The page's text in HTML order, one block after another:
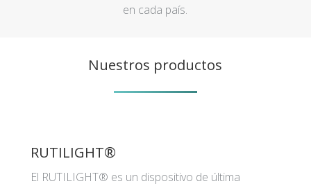
en cada país.
Nuestros productos
RUTILIGHT®
El RUTILIGHT® es un dispositivo de última